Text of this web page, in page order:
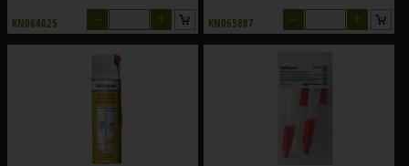
KN064025 KN065887